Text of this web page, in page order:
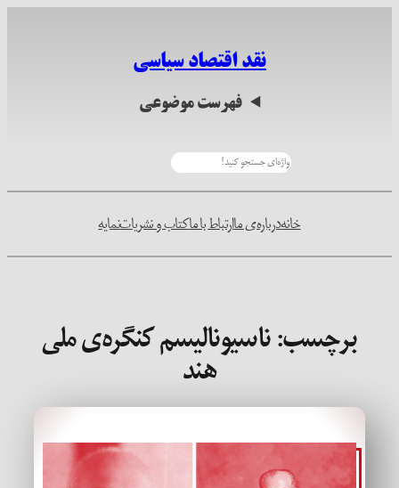
نقد اقتصاد سیاسی
فهرست موضوعی
خانهدرباره‌ی ماارتباط با ماکتاب و نشریاتنمایه
برچسب:ناسیونالیسم کنگره‌ی ملی
هند